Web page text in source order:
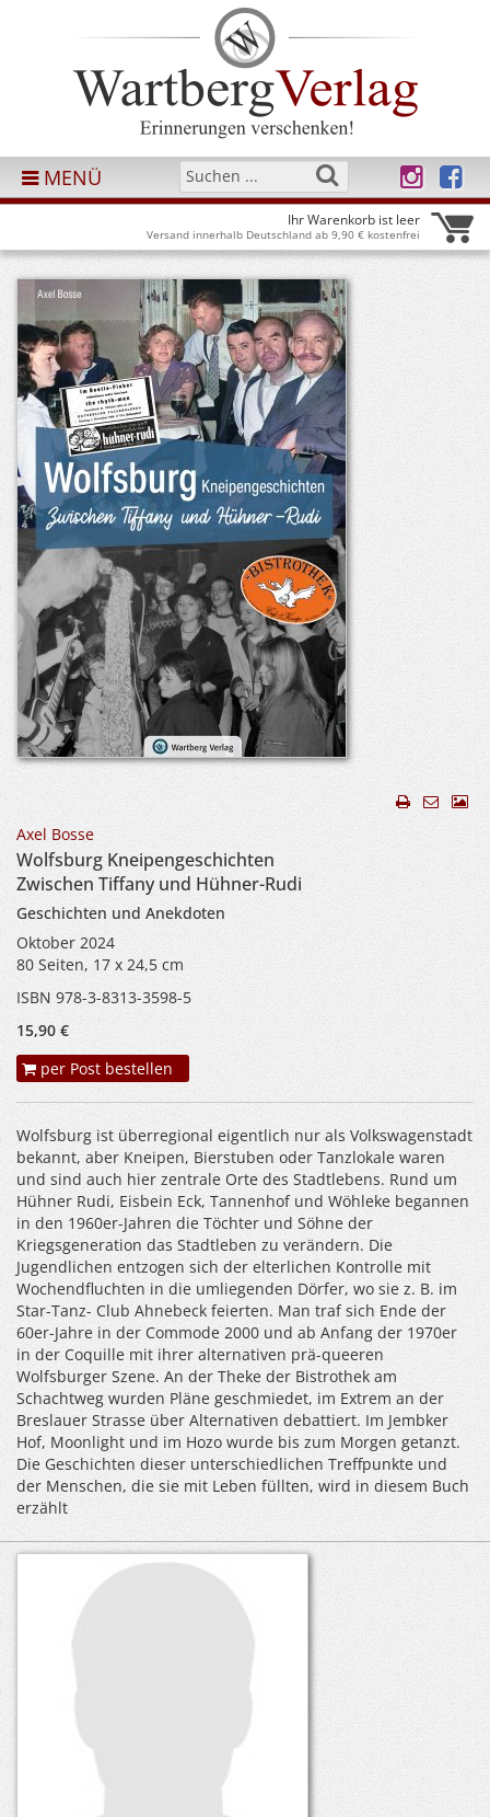
MENÜ
Ihr Warenkorb ist leer
Versand innerhalb Deutschland ab 9,90 € kostenfrei
Axel Bosse
Wolfsburg Kneipengeschichten
Zwischen Tiffany und Hühner-Rudi
Geschichten und Anekdoten
Oktober 2024
80 Seiten, 17 x 24,5 cm
ISBN 978-3-8313-3598-5
15,90 €
per Post bestellen
Wolfsburg ist überregional eigentlich nur als Volkswagenstadt
bekannt, aber Kneipen, Bierstuben oder Tanzlokale waren
und sind auch hier zentrale Orte des Stadtlebens. Rund um
Hühner Rudi, Eisbein Eck, Tannenhof und Wöhleke begannen
in den 1960er-Jahren die Töchter und Söhne der
Kriegsgeneration das Stadtleben zu verändern. Die
Jugendlichen entzogen sich der elterlichen Kontrolle mit
Wochendfluchten in die umliegenden Dörfer, wo sie z. B. im
Star-Tanz- Club Ahnebeck feierten. Man traf sich Ende der
60er-Jahre in der Commode 2000 und ab Anfang der 1970er
in der Coquille mit ihrer alternativen prä-queeren
Wolfsburger Szene. An der Theke der Bistrothek am
Schachtweg wurden Pläne geschmiedet, im Extrem an der
Breslauer Strasse über Alternativen debattiert. Im Jembker
Hof, Moonlight und im Hozo wurde bis zum Morgen getanzt.
Die Geschichten dieser unterschiedlichen Treffpunkte und
der Menschen, die sie mit Leben füllten, wird in diesem Buch
erzählt